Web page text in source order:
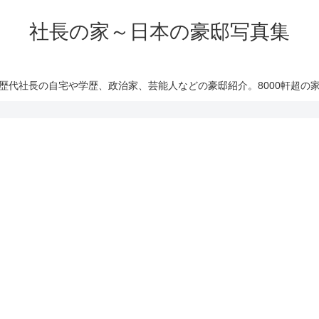
社長の家～日本の豪邸写真集
代社長の自宅や学歴、政治家、芸能人などの豪邸紹介。8000軒超の家